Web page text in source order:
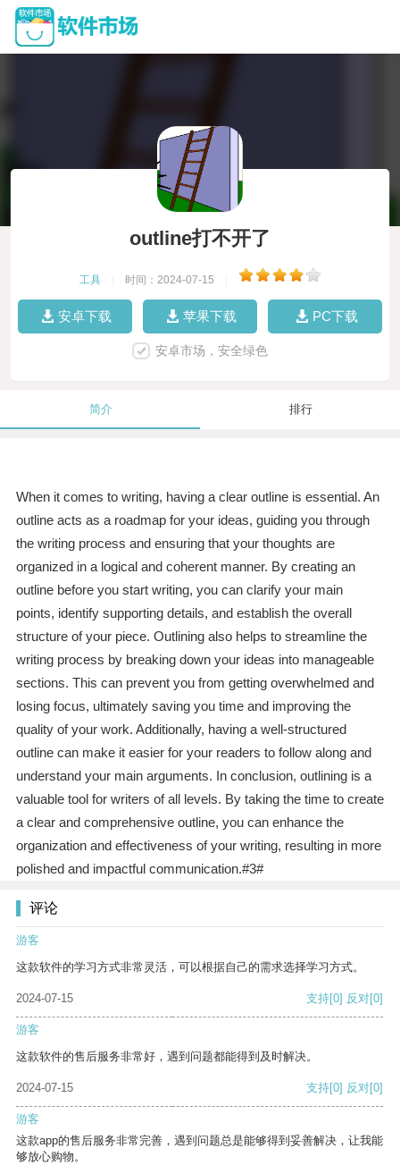
outline打不开了
工具 时间：2024-07-15
安卓下载 苹果下载 PC下载
安卓市场，安全绿色
简介 排行
When it comes to writing, having a clear outline is essential. An
outline acts as a roadmap for your ideas, guiding you through
the writing process and ensuring that your thoughts are
organized in a logical and coherent manner. By creating an
outline before you start writing, you can clarify your main
points, identify supporting details, and establish the overall
structure of your piece. Outlining also helps to streamline the
writing process by breaking down your ideas into manageable
sections. This can prevent you from getting overwhelmed and
losing focus, ultimately saving you time and improving the
quality of your work. Additionally, having a well-structured
outline can make it easier for your readers to follow along and
understand your main arguments. In conclusion, outlining is a
valuable tool for writers of all levels. By taking the time to create
a clear and comprehensive outline, you can enhance the
organization and effectiveness of your writing, resulting in more
polished and impactful communication.#3#
评论
游客
这款软件的学习方式非常灵活，可以根据自己的需求选择学习方式。
2024-07-15 支持[0] 反对[0]
游客
这款软件的售后服务非常好，遇到问题都能得到及时解决。
2024-07-15 支持[0] 反对[0]
游客
这款app的售后服务非常完善，遇到问题总是能够得到妥善解决，让我能
够放心购物。